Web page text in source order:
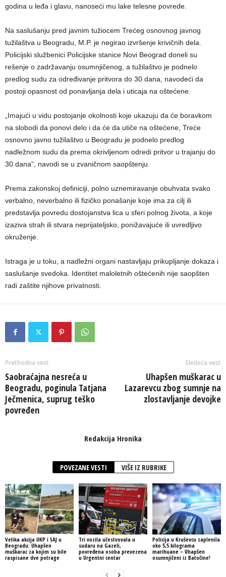
godina u leđa i glavu, nanoseći mu lake telesne povrede.
Na saslušanju pred javnim tužiocem Trećeg osnovnog javnog
tužilaštva u Beogradu, M.P. je negirao izvršenje krivičnih dela.
Policijski službenici Policijske stanice Novi Beograd doneli su
rešenje o zadržavanju osumnjičenog, a tužilaštvo je podnelo
predlog sudu za određivanje pritvora do 30 dana, navodeći da
postoji opasnost od ponavljanja dela i uticaja na oštećene.
„Imajući u vidu postojanje okolnosti koje ukazuju da će boravkom
na slobodi da ponovi delo i da će da utiče na oštećene, Treće
osnovno javno tužilaštvo u Beogradu je podnelo predlog
nadležnom sudu da prema okrivljenom odredi pritvor u trajanju do
30 dana“, navodi se u zvaničnom saopštenju.
Prema zakonskoj definiciji, polno uznemiravanje obuhvata svako
verbalno, neverbalno ili fizičko ponašanje koje ima za cilj ili
predstavlja povredu dostojanstva lica u sferi polnog života, a koje
izaziva strah ili stvara neprijateljsko, ponižavajuće ili uvredljivo
okruženje.
Istraga je u toku, a nadležni organi nastavljaju prikupljanje dokaza i
saslušanje svedoka. Identitet maloletnih oštećenih nije saopšten
radi zaštite njihove privatnosti.
Prethodna vest
Saobraćajna nesreća u
Beogradu, poginula Tatjana
Ječmenica, suprug teško
povređen
Sledeća vest
Uhapšen muškarac u
Lazarevcu zbog sumnje na
zlostavljanje devojke
Redakcija Hronika
POVEZANE VESTI VIŠE IZ RUBRIKE
Velika akcija UKP i SAJ u
Beogradu: Uhapšen
muškarac za kojim su bile
raspisane dve potrage
Tri vozila učestvovala u
sudaru na Gazeli,
povređena osoba prevezena
u Urgentni centar
Policija u Kruševcu zaplenila
oko 5,5 kilograma
marihuane – Uhapšen
osumnjičeni iz Batočine!